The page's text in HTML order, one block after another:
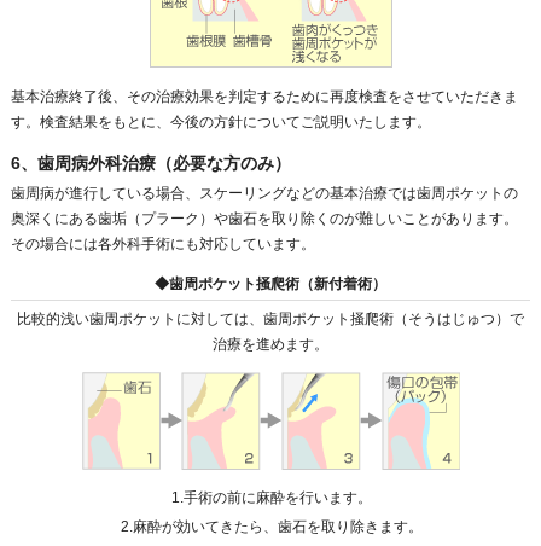
基本治療終了後、その治療効果を判定するために再度検査をさせていただきま
す。検査結果をもとに、今後の方針についてご説明いたします。
6、歯周病外科治療（必要な方のみ）
歯周病が進行している場合、スケーリングなどの基本治療では歯周ポケットの
奥深くにある歯垢（プラーク）や歯石を取り除くのが難しいことがあります。
その場合には各外科手術にも対応しています。
◆歯周ポケット掻爬術（新付着術）
比較的浅い歯周ポケットに対しては、歯周ポケット掻爬術（そうはじゅつ）で
治療を進めます。
1.手術の前に麻酔を行います。
2.麻酔が効いてきたら、歯石を取り除きます。